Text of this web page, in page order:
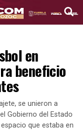
en
beneficio
se unieron a
Gobierno del Estado
que estaba en